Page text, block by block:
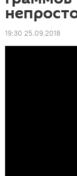
19:30 25.09.2018